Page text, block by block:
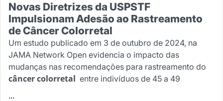
Novas Diretrizes da USPSTF
Impulsionam Adesão ao Rastreamento
de Câncer Colorretal
Um estudo publicado em 3 de outubro de 2024, na
JAMA Network Open evidencia o impacto das
mudanças nas recomendações para rastreamento do
câncer colorretal entre indivíduos de 45 a 49
...